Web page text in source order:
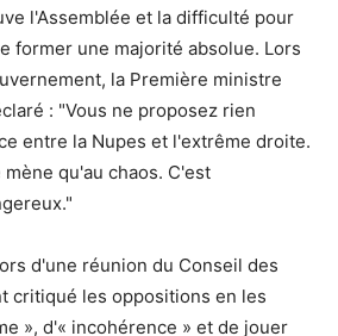
l'Assemblée et la difficulté pour
former une majorité absolue. Lors
la Première ministre
: "Vous ne proposez rien
entre la Nupes et l'extrême droite.
qu'au chaos. C'est
d'une réunion du Conseil des
critiqué les oppositions en les
», d'« incohérence » et de jouer